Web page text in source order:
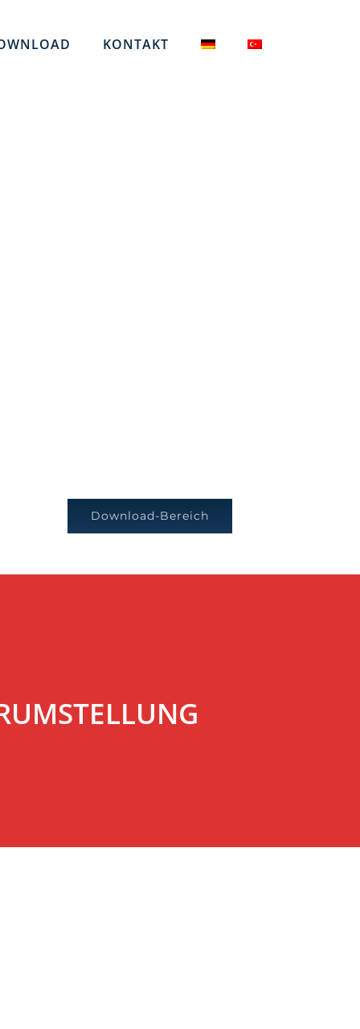
KONTAKT
Download-Bereich